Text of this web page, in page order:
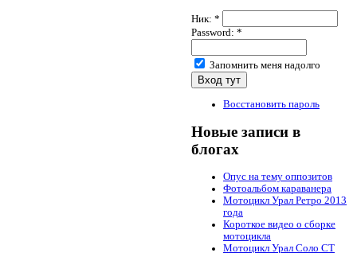
Ник: *
Password: *
Запомнить меня надолго
Восстановить пароль
Новые записи в
блогах
Опус на тему оппозитов
Фотоальбом караванера
Мотоцикл Урал Ретро 2013
года
Короткое видео о сборке
мотоцикла
Мотоцикл Урал Соло СТ